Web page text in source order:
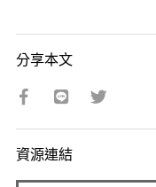
分享本文
資源連結